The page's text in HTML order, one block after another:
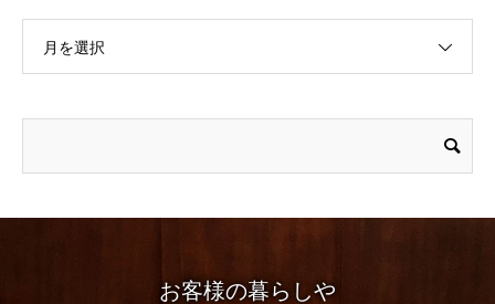
月を選択
お客様の暮らしや